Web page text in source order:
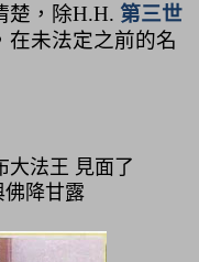
楚，除H.H. 第三世
在未法定之前的名
大法王 見面了
降甘露